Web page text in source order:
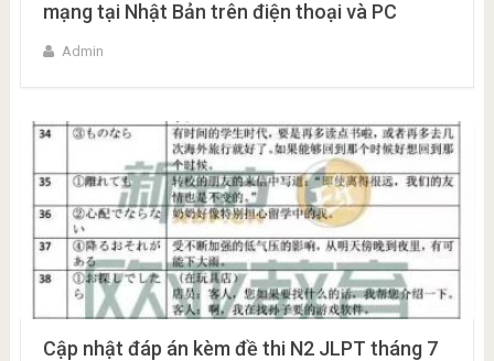
mạng tại Nhật Bản trên điện thoại và PC
Admin
Cập nhật đáp án kèm đề thi N2 JLPT tháng 7